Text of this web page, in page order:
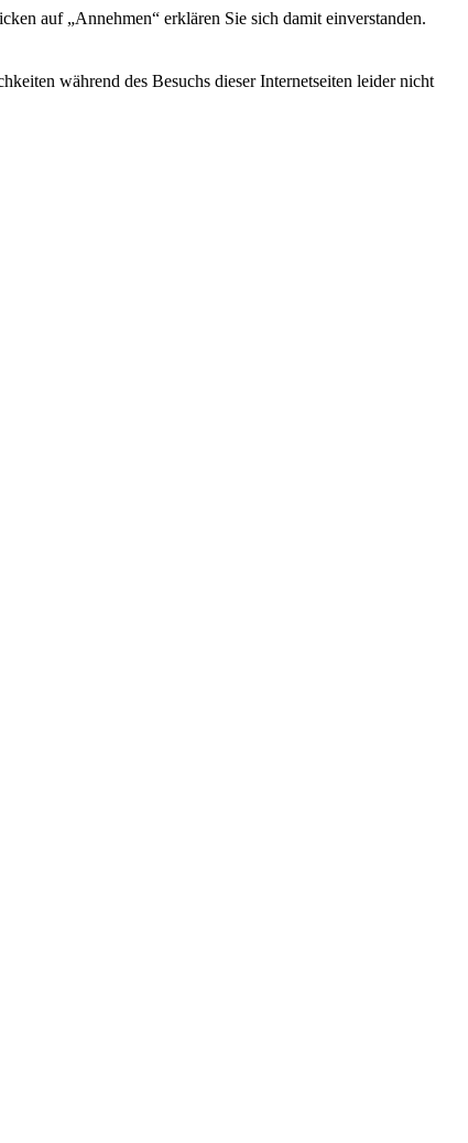
auf „Annehmen“ erklären Sie sich damit einverstanden.
während des Besuchs dieser Internetseiten leider nicht